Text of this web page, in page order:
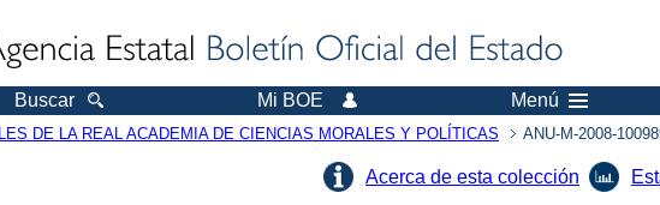
Buscar Mi BOE Menú
DE LA REAL ACADEMIA DE CIENCIAS MORALES Y POLÍTICAS ANU-M-2008-
Acerca de esta colección